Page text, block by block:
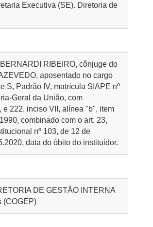
Executiva (SE). Diretoria de
RIBEIRO, cônjuge do
aposentado no cargo
S, Padrão IV, matrícula SIAPE nº
Geral da União, com
222, inciso VII, alínea "b", item
combinado com o art. 23,
nº 103, de 12 de
data do óbito do instituidor.
DE GESTÃO INTERNA
(COGEP)